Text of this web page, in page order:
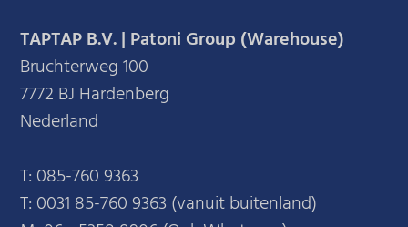
TAPTAP B.V. | Patoni Group (Warehouse)
Bruchterweg 100
7772 BJ Hardenberg
Nederland
T: 085-760 9363
T: 0031 85-760 9363 (vanuit buitenland)